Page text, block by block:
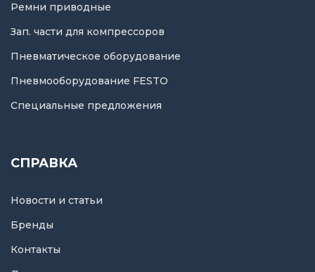
Ремни приводные
Зап. части для компрессоров
Пневматическое оборудование
Пневмооборудование FESTO
Специальные предложения
СПРАВКА
Новости и статьи
Бренды
Контакты